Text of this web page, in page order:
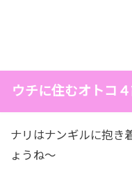
ウチに住むオトコ
ナリはナンギルに抱き
ょうね～